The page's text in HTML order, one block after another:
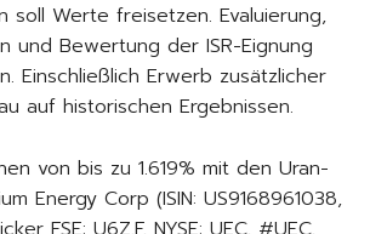
soll Werte freisetzen. Evaluierung,
und Bewertung der ISR-Eignung
Einschließlich Erwerb zusätzlicher
auf historischen Ergebnissen.
von bis zu 1.619% mit den Uran-
Energy Corp (ISIN: US9168961038,